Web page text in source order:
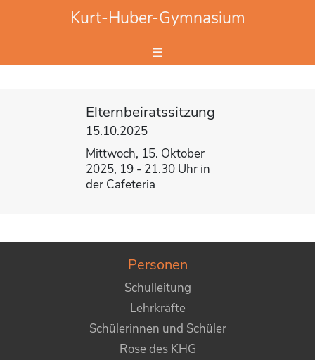
Kurt-Huber-Gymnasium
Elternbeiratssitzung
15.10.2025
Mittwoch, 15. Oktober
2025, 19 - 21.30 Uhr in
der Cafeteria
Personen
Schulleitung
Lehrkräfte
Schülerinnen und Schüler
Rose des KHG
Website durchsuchen
Hier Suchbegriff eingeben.